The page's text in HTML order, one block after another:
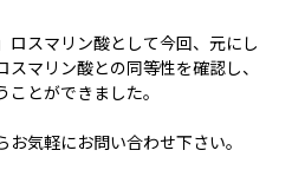
ロスマリン酸として今回、元にし
マリン酸との同等性を確認し、
とができました。
気軽にお問い合わせ下さい。